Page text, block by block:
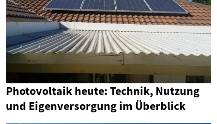
Photovoltaik heute: Technik, Nutzung
und Eigenversorgung im Überblick